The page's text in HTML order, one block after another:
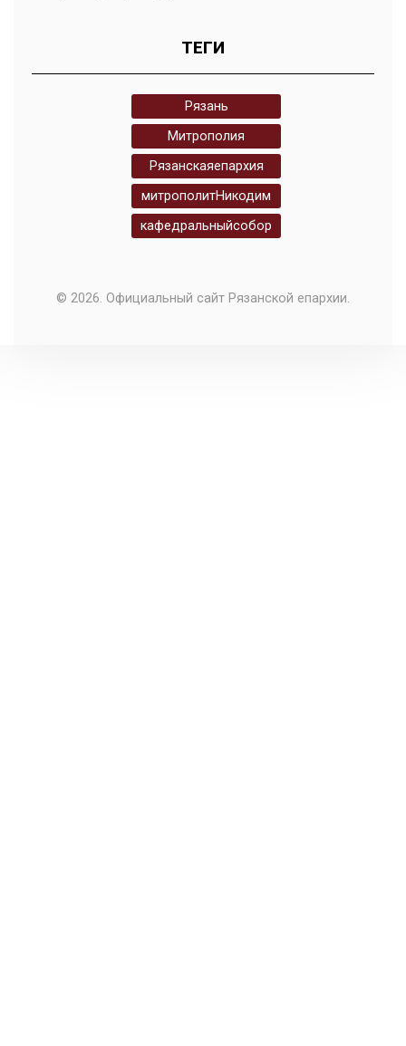
ТЕГИ
Рязань
Митрополия
Рязанскаяепархия
митрополитНикодим
кафедральныйсобор
© 2026. Официальный сайт Рязанской епархии.